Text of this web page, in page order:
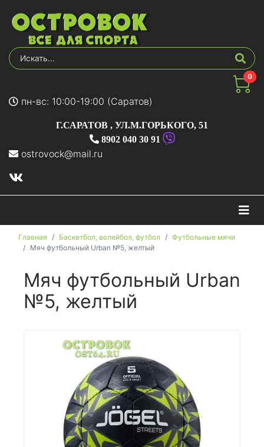
0
пн-вс: 10:00-19:00 (Саратов)
Г.САРАТОВ , УЛ.М.ГОРЬКОГО, 51
8902 040 30 91
ostrovock@mail.ru
Главная Баскетбол, волейбол, футбол
Футбольные мячи
Мяч футбольный Urban №5, желтый
Мяч футбольный Urban
№5, желтый